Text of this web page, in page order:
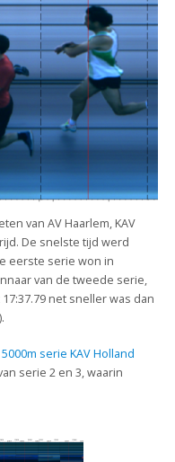
van AV Haarlem, KAV
De snelste tijd werd
eerste serie won in
van de tweede serie,
net sneller was dan
serie KAV Holland
serie 2 en 3, waarin